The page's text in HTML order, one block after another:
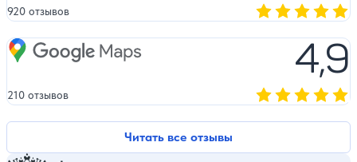
Читать все отзывы
920 отзывов
Google Maps 4,9
210 отзывов